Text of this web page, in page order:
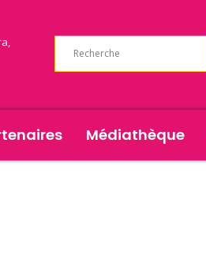
Médiathèque